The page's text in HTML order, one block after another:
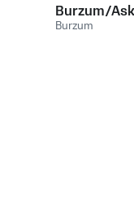
Burzum/
Burzum